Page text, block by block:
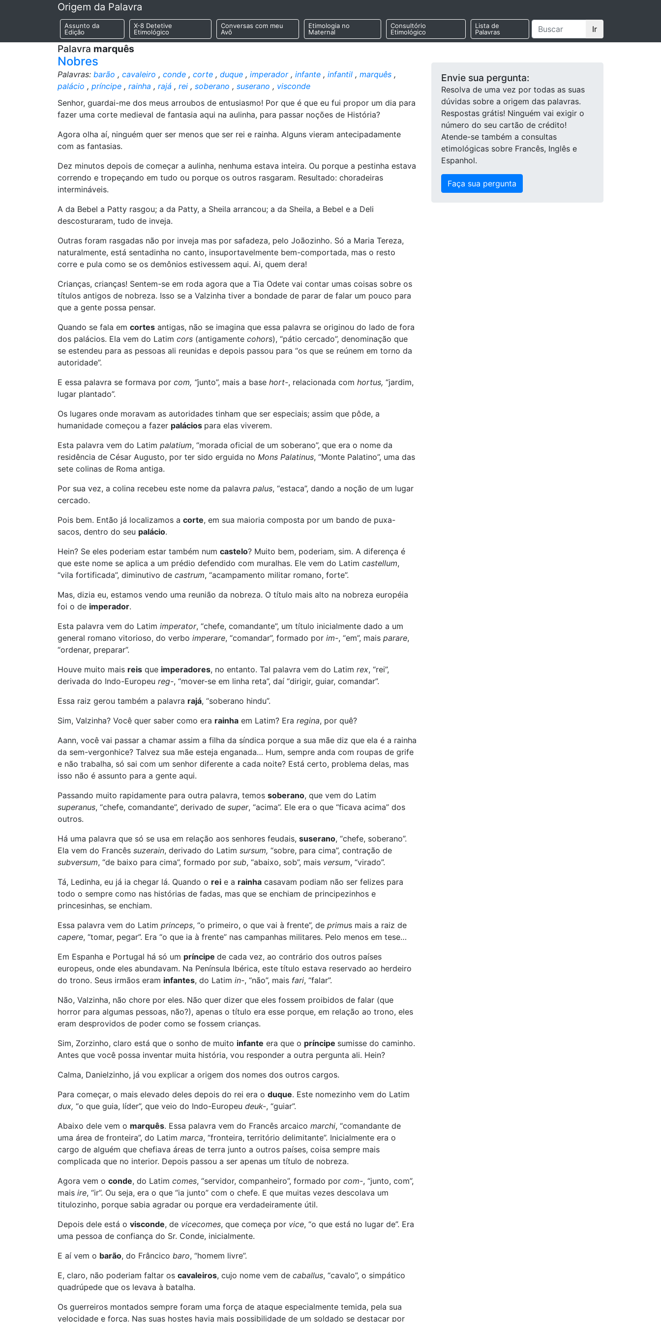
Origem da Palavra
Assunto da
Edição
X-8 Detetive
Etimológico
Conversas com meu
Avô
Etimologia no
Maternal
Consultório
Etimológico
Lista de
Palavras
Ir
Palavra marquês
Nobres
Palavras: barão , cavaleiro , conde , corte , duque , imperador, infante , infantil , marquês ,
palácio , príncipe , rainha , rajá , rei , soberano , suserano , visconde
Senhor, guardai-me dos meus arroubos de entusiasmo! Por que é que eu fui propor um dia para
fazer uma corte medieval de fantasia aqui na aulinha, para passar noções de História?
Agora olha aí, ninguém quer ser menos que ser rei e rainha. Alguns vieram antecipadamente
com as fantasias.
Dez minutos depois de começar a aulinha, nenhuma estava inteira. Ou porque a pestinha estava
correndo e tropeçando em tudo ou porque os outros rasgaram. Resultado: choradeiras
intermináveis.
A da Bebel a Patty rasgou; a da Patty, a Sheila arrancou; a da Sheila, a Bebel e a Deli
descosturaram, tudo de inveja.
Outras foram rasgadas não por inveja mas por safadeza, pelo Joãozinho. Só a Maria Tereza,
naturalmente, está sentadinha no canto, insuportavelmente bem-comportada, mas o resto
corre e pula como se os demônios estivessem aqui. Ai, quem dera!
Crianças, crianças! Sentem-se em roda agora que a Tia Odete vai contar umas coisas sobre os
títulos antigos de nobreza. Isso se a Valzinha tiver a bondade de parar de falar um pouco para
que a gente possa pensar.
Quando se fala em cortes antigas, não se imagina que essa palavra se originou do lado de fora
dos palácios. Ela vem do Latim cors (antigamente cohors), “pátio cercado”, denominação que
se estendeu para as pessoas ali reunidas e depois passou para “os que se reúnem em torno da
autoridade”.
E essa palavra se formava por com, “junto”, mais a base hort-, relacionada com hortus, “jardim,
lugar plantado”.
Os lugares onde moravam as autoridades tinham que ser especiais; assim que pôde, a
humanidade começou a fazer palácios para elas viverem.
Esta palavra vem do Latim palatium, “morada oficial de um soberano”, que era o nome da
residência de César Augusto, por ter sido erguida no Mons Palatinus, “Monte Palatino”, uma das
sete colinas de Roma antiga.
Por sua vez, a colina recebeu este nome da palavra palus, “estaca”, dando a noção de um lugar
cercado.
Pois bem. Então já localizamos a corte, em sua maioria composta por um bando de puxa-
sacos, dentro do seu palácio.
Hein? Se eles poderiam estar também num castelo? Muito bem, poderiam, sim. A diferença é
que este nome se aplica a um prédio defendido com muralhas. Ele vem do Latim castellum,
“vila fortificada”, diminutivo de castrum, “acampamento militar romano, forte”.
Mas, dizia eu, estamos vendo uma reunião da nobreza. O título mais alto na nobreza européia
foi o de imperador.
Esta palavra vem do Latim imperator, “chefe, comandante”, um título inicialmente dado a um
general romano vitorioso, do verbo imperare, “comandar”, formado por im-, “em”, mais parare,
“ordenar, preparar”.
Houve muito mais reis que imperadores, no entanto. Tal palavra vem do Latim rex, “rei”,
derivada do Indo-Europeu reg-, “mover-se em linha reta”, daí “dirigir, guiar, comandar”.
Essa raiz gerou também a palavra rajá, “soberano hindu”.
Sim, Valzinha? Você quer saber como era rainha em Latim? Era regina, por quê?
Aann, você vai passar a chamar assim a filha da síndica porque a sua mãe diz que ela é a rainha
da sem-vergonhice? Talvez sua mãe esteja enganada… Hum, sempre anda com roupas de grife
e não trabalha, só sai com um senhor diferente a cada noite? Está certo, problema delas, mas
isso não é assunto para a gente aqui.
Passando muito rapidamente para outra palavra, temos soberano, que vem do Latim
superanus, “chefe, comandante”, derivado de super, “acima”. Ele era o que “ficava acima” dos
outros.
Há uma palavra que só se usa em relação aos senhores feudais, suserano, “chefe, soberano”.
Ela vem do Francês suzerain, derivado do Latim sursum, “sobre, para cima”, contração de
subversum, “de baixo para cima”, formado por sub, “abaixo, sob”, mais versum, “virado”.
Tá, Ledinha, eu já ia chegar lá. Quando o rei e a rainha casavam podiam não ser felizes para
todo o sempre como nas histórias de fadas, mas que se enchiam de principezinhos e
princesinhas, se enchiam.
Essa palavra vem do Latim princeps, “o primeiro, o que vai à frente”, de primus mais a raiz de
capere, “tomar, pegar”. Era “o que ia à frente” nas campanhas militares. Pelo menos em tese…
Em Espanha e Portugal há só um príncipe de cada vez, ao contrário dos outros países
europeus, onde eles abundavam. Na Península Ibérica, este título estava reservado ao herdeiro
do trono. Seus irmãos eram infantes, do Latim in-, “não”, mais fari, “falar”.
Não, Valzinha, não chore por eles. Não quer dizer que eles fossem proibidos de falar (que
horror para algumas pessoas, não?), apenas o título era esse porque, em relação ao trono, eles
eram desprovidos de poder como se fossem crianças.
Sim, Zorzinho, claro está que o sonho de muito infante era que o príncipe sumisse do caminho.
Antes que você possa inventar muita história, vou responder a outra pergunta ali. Hein?
Calma, Danielzinho, já vou explicar a origem dos nomes dos outros cargos.
Para começar, o mais elevado deles depois do rei era o duque. Este nomezinho vem do Latim
dux, “o que guia, líder”, que veio do Indo-Europeu deuk-, “guiar”.
Abaixo dele vem o marquês. Essa palavra vem do Francês arcaico marchi, “comandante de
uma área de fronteira”, do Latim marca, “fronteira, território delimitante”. Inicialmente era o
cargo de alguém que chefiava áreas de terra junto a outros países, coisa sempre mais
complicada que no interior. Depois passou a ser apenas um título de nobreza.
Agora vem o conde, do Latim comes, “servidor, companheiro”, formado por com-, “junto, com”,
mais ire, “ir”. Ou seja, era o que “ia junto” com o chefe. E que muitas vezes descolava um
titulozinho, porque sabia agradar ou porque era verdadeiramente útil.
Depois dele está o visconde, de vicecomes, que começa por vice, “o que está no lugar de”. Era
uma pessoa de confiança do Sr. Conde, inicialmente.
E aí vem o barão, do Frâncico baro, “homem livre”.
E, claro, não poderiam faltar os cavaleiros, cujo nome vem de caballus, “cavalo”, o simpático
quadrúpede que os levava à batalha.
Os guerreiros montados sempre foram uma força de ataque especialmente temida, pela sua
velocidade e força. Nas suas hostes havia mais possibilidade de um soldado se destacar por
Envie sua pergunta:
Resolva de uma vez por todas as suas
dúvidas sobre a origem das palavras.
Respostas grátis! Ninguém vai exigir o
número do seu cartão de crédito!
Atende-se também a consultas
etimológicas sobre Francês, Inglês e
Espanhol.
Faça sua pergunta